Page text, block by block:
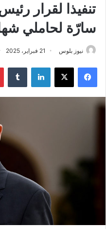
تنفيذا لقرار
سارّة لحاملي
نيوز بلوس 21 فبراير، 2025
فيسبوك X لينكدإن